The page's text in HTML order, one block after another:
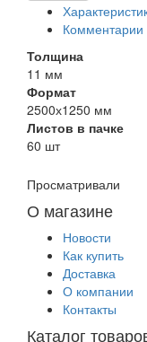
Комментарии
Толщина
11 мм
Формат
2500х1250 мм
Листов в пачке
60 шт
Просматривали
О магазине
Новости
Как купить
Доставка
О компании
Контакты
Каталог